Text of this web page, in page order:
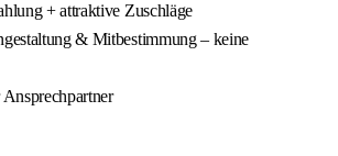
+ attraktive Zuschläge
& Mitbestimmung – keine